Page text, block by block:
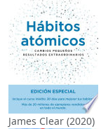
James Clear (2020)